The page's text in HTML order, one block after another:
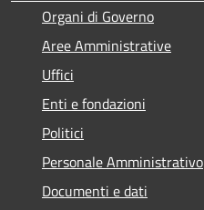
Organi di Governo
Aree Amministrative
Uffici
Enti e fondazioni
Politici
Personale Amministrativo
Documenti e dati